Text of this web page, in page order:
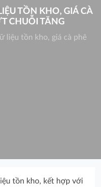
TỒN KHO, GIÁ CÀ
CHUỖI TĂNG
liệu tồn kho, giá cà phê
tồn kho, kết hợp với